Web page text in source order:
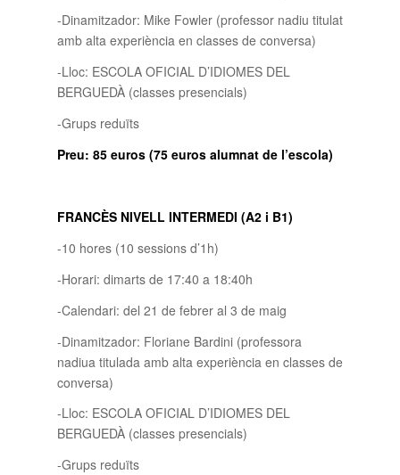
-Dinamitzador: Mike Fowler (professor nadiu titulat
amb alta experiència en classes de conversa)
-Lloc: ESCOLA OFICIAL D’IDIOMES DEL
BERGUEDÀ (classes presencials)
-Grups reduïts
Preu: 85 euros (75 euros alumnat de l’escola)
FRANCÈS NIVELL INTERMEDI (A2 i B1)
-10 hores (10 sessions d’1h)
-Horari: dimarts de 17:40 a 18:40h
-Calendari: del 21 de febrer al 3 de maig
-Dinamitzador: Floriane Bardini (professora
nadiua titulada amb alta experiència en classes de
conversa)
-Lloc: ESCOLA OFICIAL D’IDIOMES DEL
BERGUEDÀ (classes presencials)
-Grups reduïts